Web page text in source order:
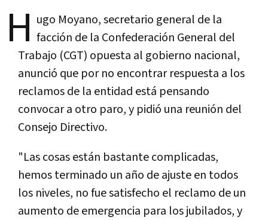
H ugo Moyano, secretario general de la
facción de la Confederación General del
Trabajo (CGT) opuesta al gobierno nacional,
anunció que por no encontrar respuesta a los
reclamos de la entidad está pensando
convocar a otro paro, y pidió una reunión del
Consejo Directivo.
"Las cosas están bastante complicadas,
hemos terminado un año de ajuste en todos
los niveles, no fue satisfecho el reclamo de un
aumento de emergencia para los jubilados, y